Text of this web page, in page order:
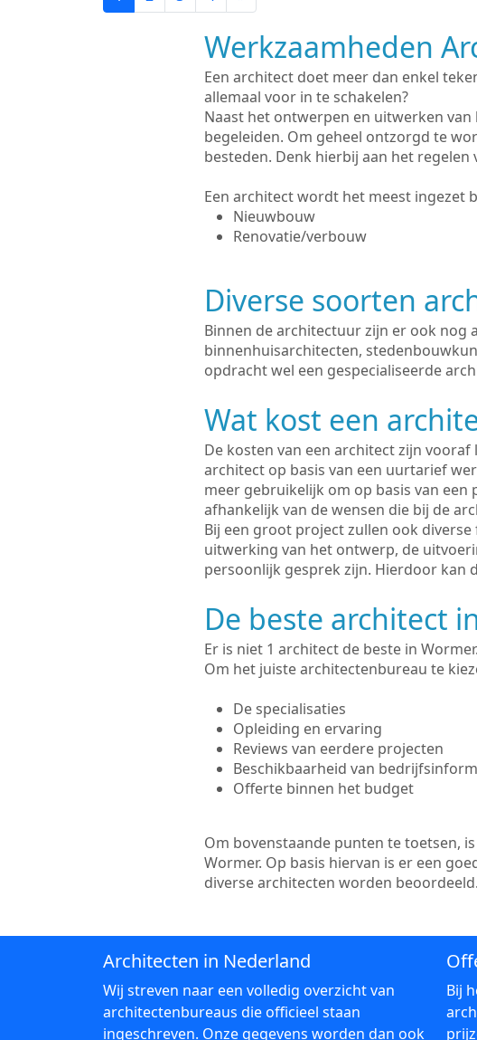
Werkzaamheden
Een architect doet meer dan enkel
allemaal voor in te schakelen?
Naast het ontwerpen en uitwerken
begeleiden. Om geheel ontzorgd te
besteden. Denk hierbij aan het
Een architect wordt het meest ingezet
Nieuwbouw
Renovatie/verbouw
Diverse soorten
Binnen de architectuur zijn er ook nog
binnenhuisarchitecten,
opdracht wel een gespecialiseerde
Wat kost een
De kosten van een architect zijn
architect op basis van een uurtarief
meer gebruikelijk om op basis van
afhankelijk van de wensen die bij de
Bij een groot project zullen ook
uitwerking van het ontwerp, de
persoonlijk gesprek zijn. Hierdoor kan
De beste architect
Er is niet 1 architect de beste in
Om het juiste architectenbureau te
De specialisaties
Opleiding en ervaring
Reviews van eerdere projecten
Beschikbaarheid van
Offerte binnen het budget
Om bovenstaande punten te toetsen,
Wormer. Op basis hiervan is er een
diverse architecten worden beoordeeld.
Architecten in Nederland
Wij streven naar een volledig overzicht van
architectenbureaus die officieel staan
ingeschreven. Onze gegevens worden dan ook
Bij